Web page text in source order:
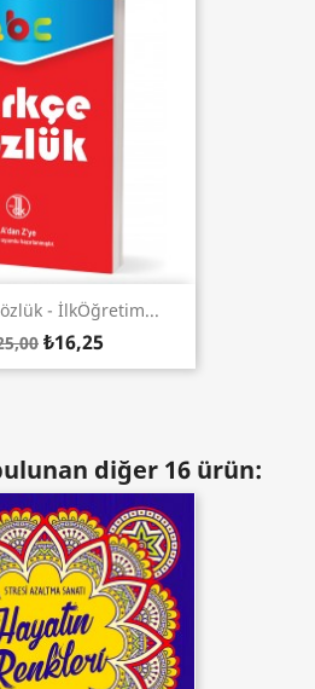
- İlkÖğretim...
₺16,25
diğer 16 ürün: